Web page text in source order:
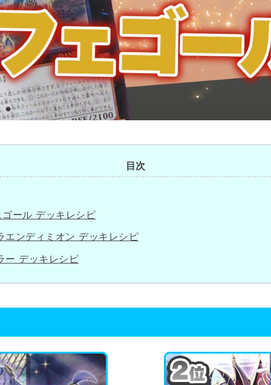
目次
ール デッキレシピ
ンディミオン デッキレシピ
デッキレシピ